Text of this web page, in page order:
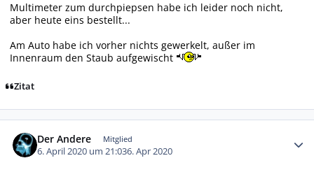
Multimeter zum durchpiepsen habe ich leider noch nicht,
aber heute eins bestellt...
Am Auto habe ich vorher nichts gewerkelt, außer im
Innenraum den Staub aufgewischt
Zitat
Der Andere Mitglied
6. April 2020 um 21:036. Apr 2020